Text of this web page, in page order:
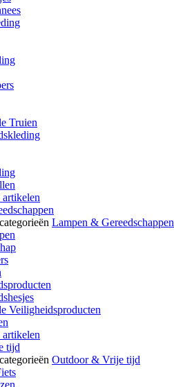
Truien
Lampen & Gereedschappen
Veiligheidsproducten
tijd
Outdoor & Vrije tijd